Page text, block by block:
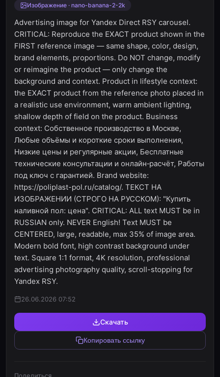
Изображение · nano-banana-2-2k
Advertising image for Yandex Direct RSY carousel.
CRITICAL: Reproduce the EXACT product shown in the
FIRST reference image — same shape, color, design,
brand elements, proportions. Do NOT change, modify
or reimagine the product — only change the
background and context. Product in lifestyle context:
the EXACT product from the reference photo placed in
a realistic use environment, warm ambient lighting,
shallow depth of field on the product. Business
context: Собственное производство в Москве,
Любые объёмы и короткие сроки выполнения,
Низкие цены и регулярные акции, Бесплатные
технические консультации и онлайн‑расчёт, Работы
под ключ с гарантией. Brand website:
https://poliplast-pol.ru/catalog/. ТЕКСТ НА
ИЗОБРАЖЕНИИ (СТРОГО НА РУССКОМ): "Купить
наливной пол: цена". CRITICAL: ALL text MUST be in
RUSSIAN only. NEVER English! Text MUST be
CENTERED, large, readable, max 35% of image area.
Modern bold font, high contrast background under
text. Square 1:1 format, 4K resolution, professional
advertising photography quality, scroll-stopping for
Yandex RSY.
26.06.2026 07:52
Скачать
Копировать ссылку